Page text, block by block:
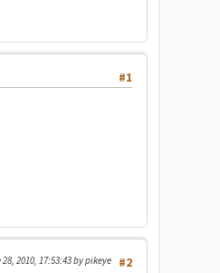
#1
#2
2010, 17:53:43 by pikeye